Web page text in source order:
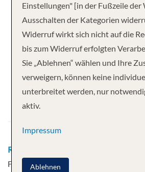
Ihre
6 NächteMS La
Abfahrt
Route
Frankfurt - Cochem - Cochem - Koblenz
Einstellungen" [in der Fußzeile der
Ausschalten der Kategorien
Widerruf wirkt sich nicht auf die
bis zum Widerruf erfolgten
Sie „Ablehnen“ wählen und Ihre
verweigern, können keine
unterbreitet werden, nur
aktiv.
Impressum
Ablehnen